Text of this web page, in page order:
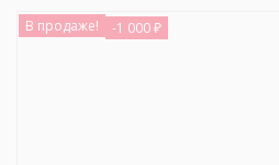
В продаже! -1 000 ₽